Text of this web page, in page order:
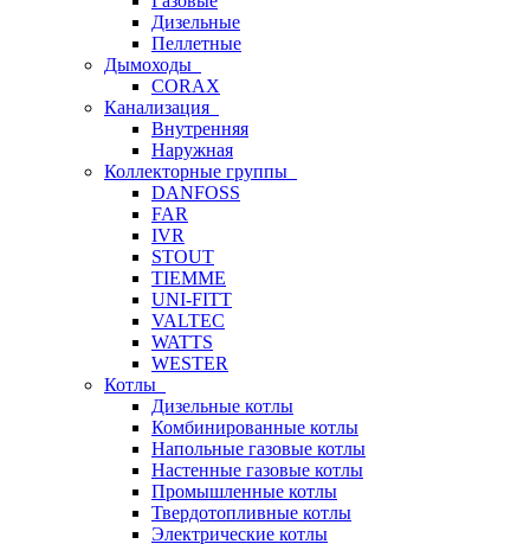
Дизельные
Пеллетные
Дымоходы
CORAX
Канализация
Внутренняя
Наружная
Коллекторные группы
DANFOSS
FAR
IVR
STOUT
TIEMME
UNI-FITT
VALTEC
WATTS
WESTER
Котлы
Дизельные котлы
Комбинированные котлы
Напольные газовые котлы
Настенные газовые котлы
Промышленные котлы
Твердотопливные котлы
Электрические котлы